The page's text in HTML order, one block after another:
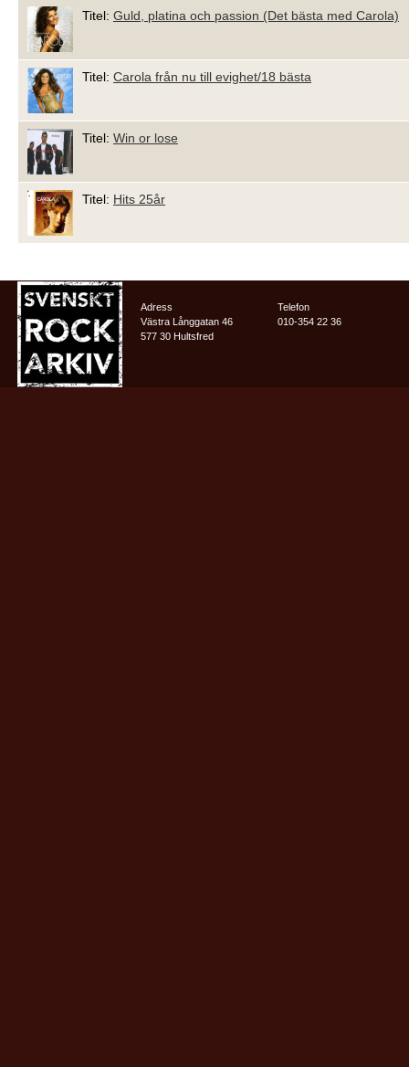
Titel: Guld, platina och passion (Det bästa med Carola)
Titel: Carola från nu till evighet/18 bästa
Titel: Win or lose
Titel: Hits 25år
Adress
Västra Långgatan 46
577 30 Hultsfred
Telefon
010-354 22 36